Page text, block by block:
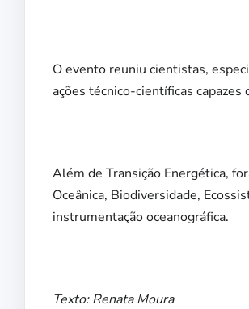
O evento reuniu cientistas,
ações técnico-científicas
Além de Transição Energética,
Oceânica, Biodiversidade,
instrumentação oceanográfica.
Texto: Renata Moura